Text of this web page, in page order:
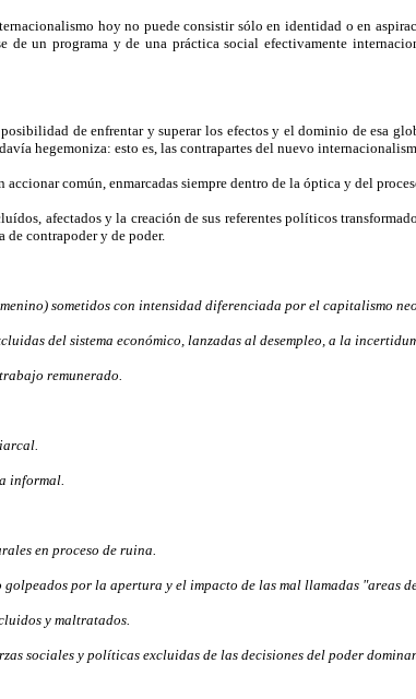
hoy no puede consistir sólo en identidad o en
de un programa y de una práctica social efectivamente
de enfrentar y superar los efectos y el dominio de esa
hegemoniza: esto es, las contrapartes del nuevo
común, enmarcadas siempre dentro de la óptica y del
afectados y la creación de sus referentes políticos
contrapoder y de poder.
sometidos con intensidad diferenciada por el capitalismo
del sistema económico, lanzadas al desempleo, a la
remunerado.
informal.
en proceso de ruina.
por la apertura y el impacto de las mal llamadas "areas
y maltratados.
sociales y políticas excluidas de las decisiones del poder